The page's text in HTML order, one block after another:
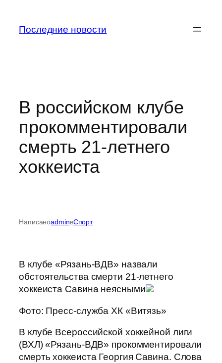
содержимому
Последние новости
В российском клубе
прокомментировали
смерть 21-летнего
хоккеиста
НаписаноadminвСпорт
В клубе «Рязань-ВДВ» назвали
обстоятельства смерти 21-летнего
хоккеиста Савина неясными
Фото: Пресс-служба ХК «Витязь»
В клубе Всероссийской хоккейной лиги
(ВХЛ) «Рязань-ВДВ» прокомментировали
смерть хоккеиста Георгия Савина. Слова